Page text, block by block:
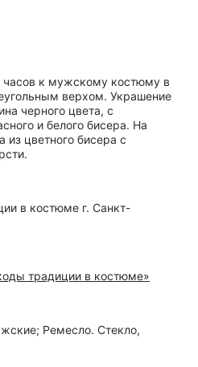
к мужскому костюму в
верхом. Украшение
черного цвета, с
и белого бисера. На
цветного бисера с
в костюме г. Санкт-
традиции в костюме»
Ремесло. Стекло,